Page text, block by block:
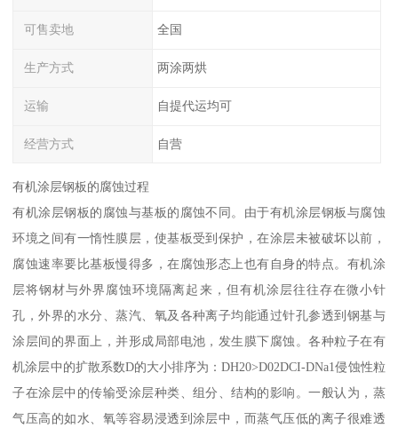
可售卖地 全国
生产方式 两涂两烘
运输 自提代运均可
经营方式 自营
有机涂层钢板的腐蚀过程
有机涂层钢板的腐蚀与基板的腐蚀不同。由于有机涂层钢板与腐蚀
环境之间有一惰性膜层，使基板受到保护，在涂层未被破坏以前，
腐蚀速率要比基板慢得多，在腐蚀形态上也有自身的特点。有机涂
层将钢材与外界腐蚀环境隔离起来，但有机涂层往往存在微小针
孔，外界的水分、蒸汽、氧及各种离子均能通过针孔参透到钢基与
涂层间的界面上，并形成局部电池，发生膜下腐蚀。各种粒子在有
机涂层中的扩散系数D的大小排序为：DH20>D02DCI-DNa1侵蚀性粒
子在涂层中的传输受涂层种类、组分、结构的影响。一般认为，蒸
气压高的如水、氧等容易浸透到涂层中，而蒸气压低的离子很难透